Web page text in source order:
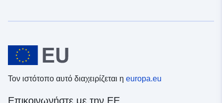
Τον ιστότοπο αυτό διαχειρίζεται η europa.eu
Επικοινωνήστε με την ΕΕ